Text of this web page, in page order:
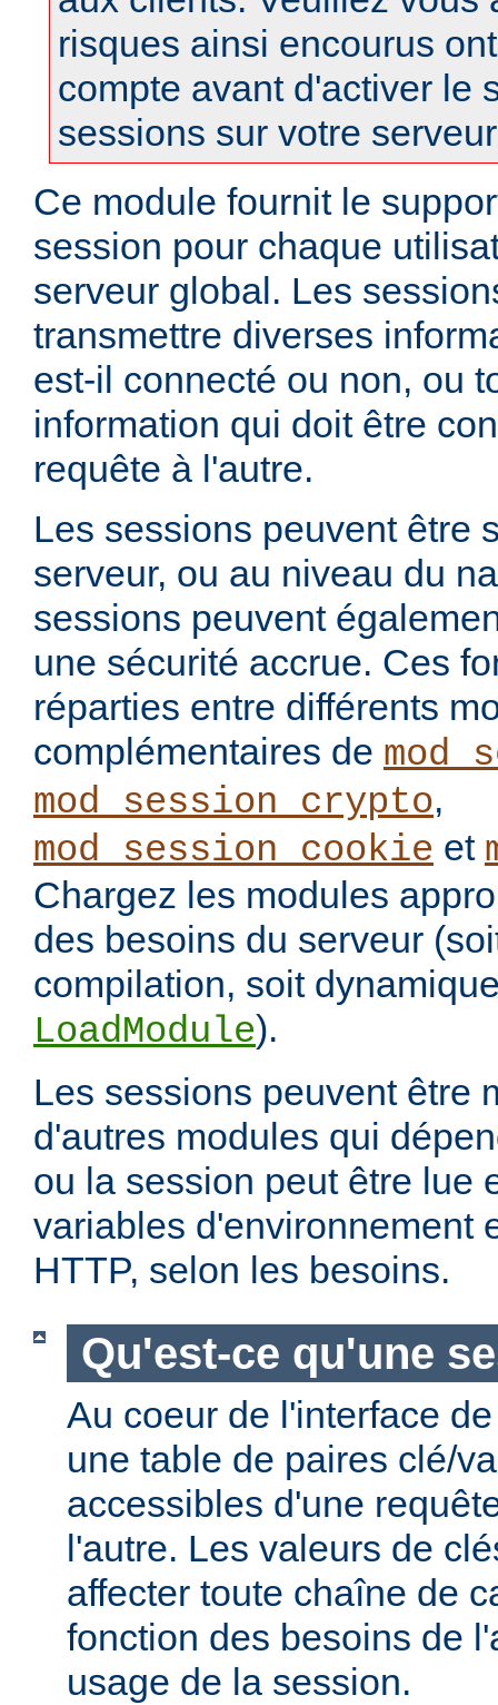
risques ainsi encourus
compte avant d'activer le
sessions sur votre
Ce module fournit le
session pour chaque
serveur global. Les
transmettre diverses
est-il connecté ou non, ou
information qui doit être
requête à l'autre.
Les sessions peuvent être
serveur, ou au niveau du
sessions peuvent
une sécurité accrue. Ces
réparties entre différents
complémentaires de
mod_session_crypto,
mod_session_cookie et
Chargez les modules
des besoins du serveur
compilation, soit
LoadModule).
Les sessions peuvent être
d'autres modules qui
ou la session peut être lue
variables d'environnement
HTTP, selon les besoins.
Qu'est-ce qu'une
Au coeur de l'interface
une table de paires clé/
accessibles d'une
l'autre. Les valeurs de
affecter toute chaîne de
fonction des besoins de
usage de la session.